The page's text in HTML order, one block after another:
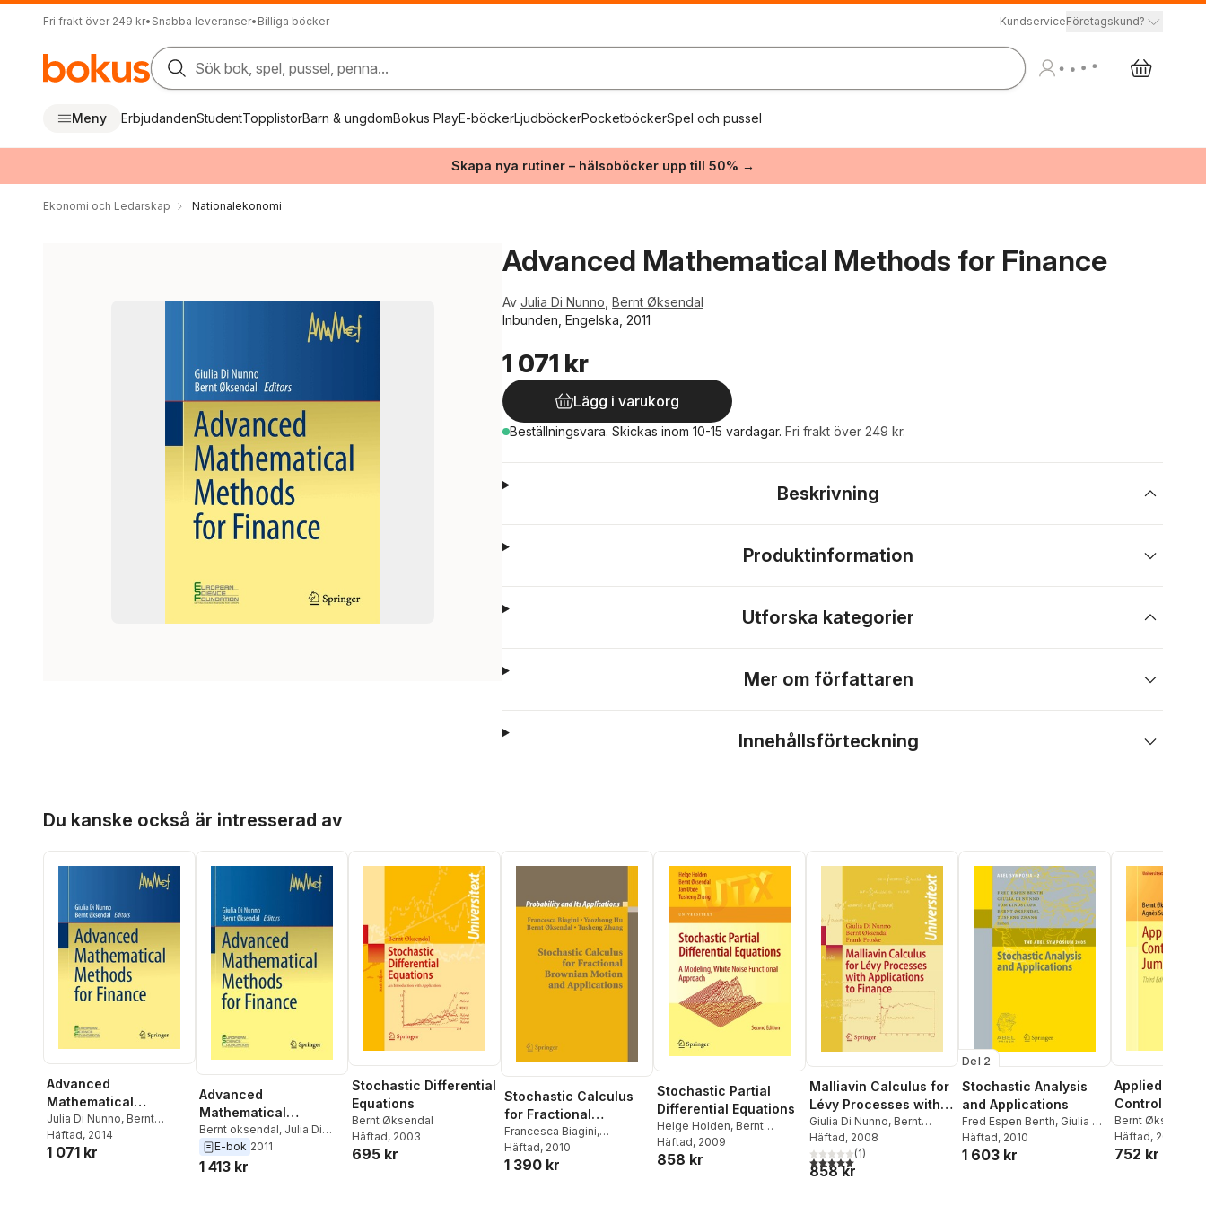
Fri frakt över 249 kr• Snabba leveranser• Billiga böcker KundserviceFöretagskund?
Sök bok, spel, pussel, penna...
Meny ErbjudandenStudentTopplistorBarn & ungdomBokus PlayE-böckerLjudböckerPocketböckerSpel och pussel
Skapa nya rutiner – hälsoböcker upp till 50% →
Ekonomi och Ledarskap Nationalekonomi
Advanced Mathematical Methods for Finance
Av Julia Di Nunno Bernt Øksendal
Inbunden, Engelska, 2011
1 071 kr
Lägg i varukorg
Beställningsvara. Skickas inom 10-15 vardagar. Fri frakt över 249 kr.
Beskrivning
Produktinformation
Utforska kategorier
Mer om författaren
Innehållsförteckning
Du kanske också är intresserad av
Advanced
Mathematical
Methods for Finance
Julia Di Nunno, Bernt
Øksendal
Häftad, 2014
1 071 kr
Advanced
Mathematical
Methods for Finance
Bernt oksendal, Julia Di
Nunno
E-bok 2011
1 413 kr
Stochastic Differential
Equations
Bernt Øksendal
Häftad, 2003
695 kr
Stochastic Calculus
for Fractional
Brownian Motion and
Applications
Francesca Biagini,
Yaozhong Hu
Øksendal,
Häftad, 2010
1 390 kr
Stochastic Partial
Differential Equations
Helge Holden, Bernt
Øksendal,Jan Ubøe
Tusheng Zhang
Häftad, 2009
858 kr
Malliavin Calculus for
Lévy Processes with
Applications to
Finance
Giulia Di Nunno, Bernt
Øksendal,Frank Proske
Häftad, 2008
5,0utav 5 stjärnor. Totalt antal röster:
(1)
858 kr
Del 2
Stochastic Analysis
and Applications
Fred Espen Benth, Giulia Di
Nunno, Tom Lindstrom
Bernt Øksendal
Häftad, 2010
1 603 kr
Applied
Control of
Diffusions
Bernt Øksendal
Sulem
Häftad, 2019
752 kr